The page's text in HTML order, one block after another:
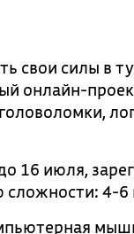
свои силы в
онлайн-
16 июля,
4-6